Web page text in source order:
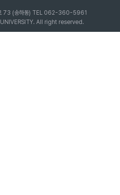
로 73 (송하동) TEL 062-360-5961
All right reserved.